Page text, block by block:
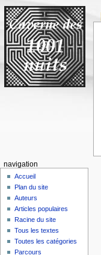
navigation
Accueil
Plan du site
Auteurs
Articles populaires
Racine du site
Tous les textes
Toutes les catégories
Parcours